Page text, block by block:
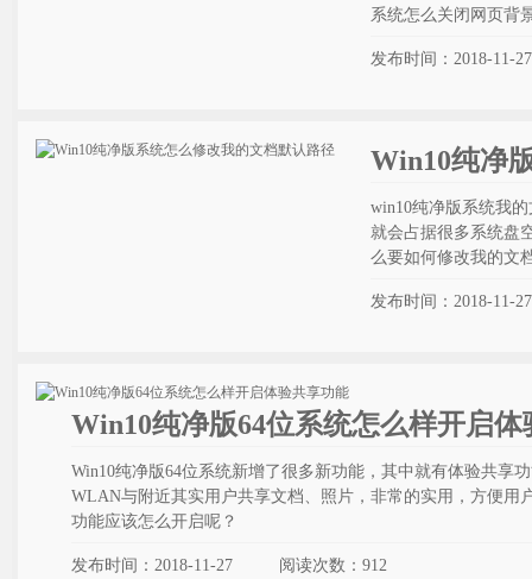
系统怎么关闭网页背
发布时间：2018-11-27
Win10纯净
win10纯净版系统我
就会占据很多系统盘
么要如何修改我的文
发布时间：2018-11-27
Win10纯净版64位系统怎么样开启体
Win10纯净版64位系统新增了很多新功能，其中就有体验共享
WLAN与附近其实用户共享文档、照片，非常的实用，方便用
功能应该怎么开启呢？
发布时间：2018-11-27 阅读次数： 912